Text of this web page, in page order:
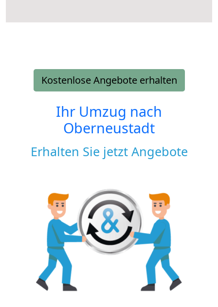
Kostenlose Angebote erhalten
Ihr Umzug nach
Oberneustadt
Erhalten Sie jetzt Angebote